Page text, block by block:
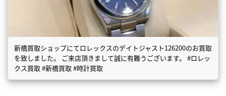
新橋買取ショップにてロレックスのデイトジャスト126200のお買取
を致しました。 ご来店頂きまして誠に有難うございます。 #ロレッ
クス買取 #新橋買取 #時計買取